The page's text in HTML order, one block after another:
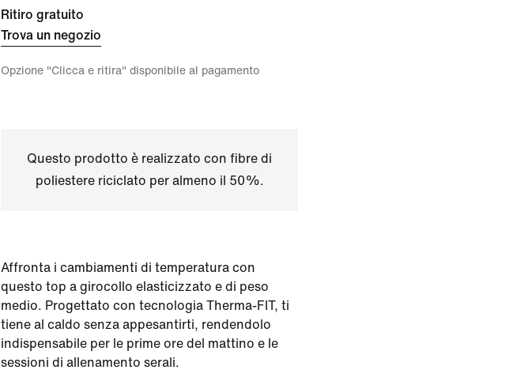
Ritiro gratuito
Trova un negozio
Opzione "Clicca e ritira" disponibile al pagamento
Questo prodotto è realizzato con fibre di
poliestere riciclato per almeno il 50%.
Affronta i cambiamenti di temperatura con
questo top a girocollo elasticizzato e di peso
medio. Progettato con tecnologia Therma-FIT, ti
tiene al caldo senza appesantirti, rendendolo
indispensabile per le prime ore del mattino e le
sessioni di allenamento serali.